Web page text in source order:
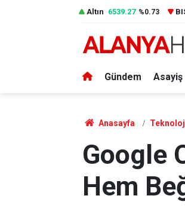
Altın 6539.27 %0.73
Gündem Asayiş
Anasayfa
Google
Hem